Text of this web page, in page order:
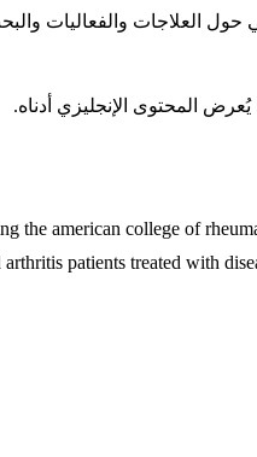
حول العلاجات والفعاليات
المحتوى الإنجليزي أدناه.
the american college of
arthritis patients treated with